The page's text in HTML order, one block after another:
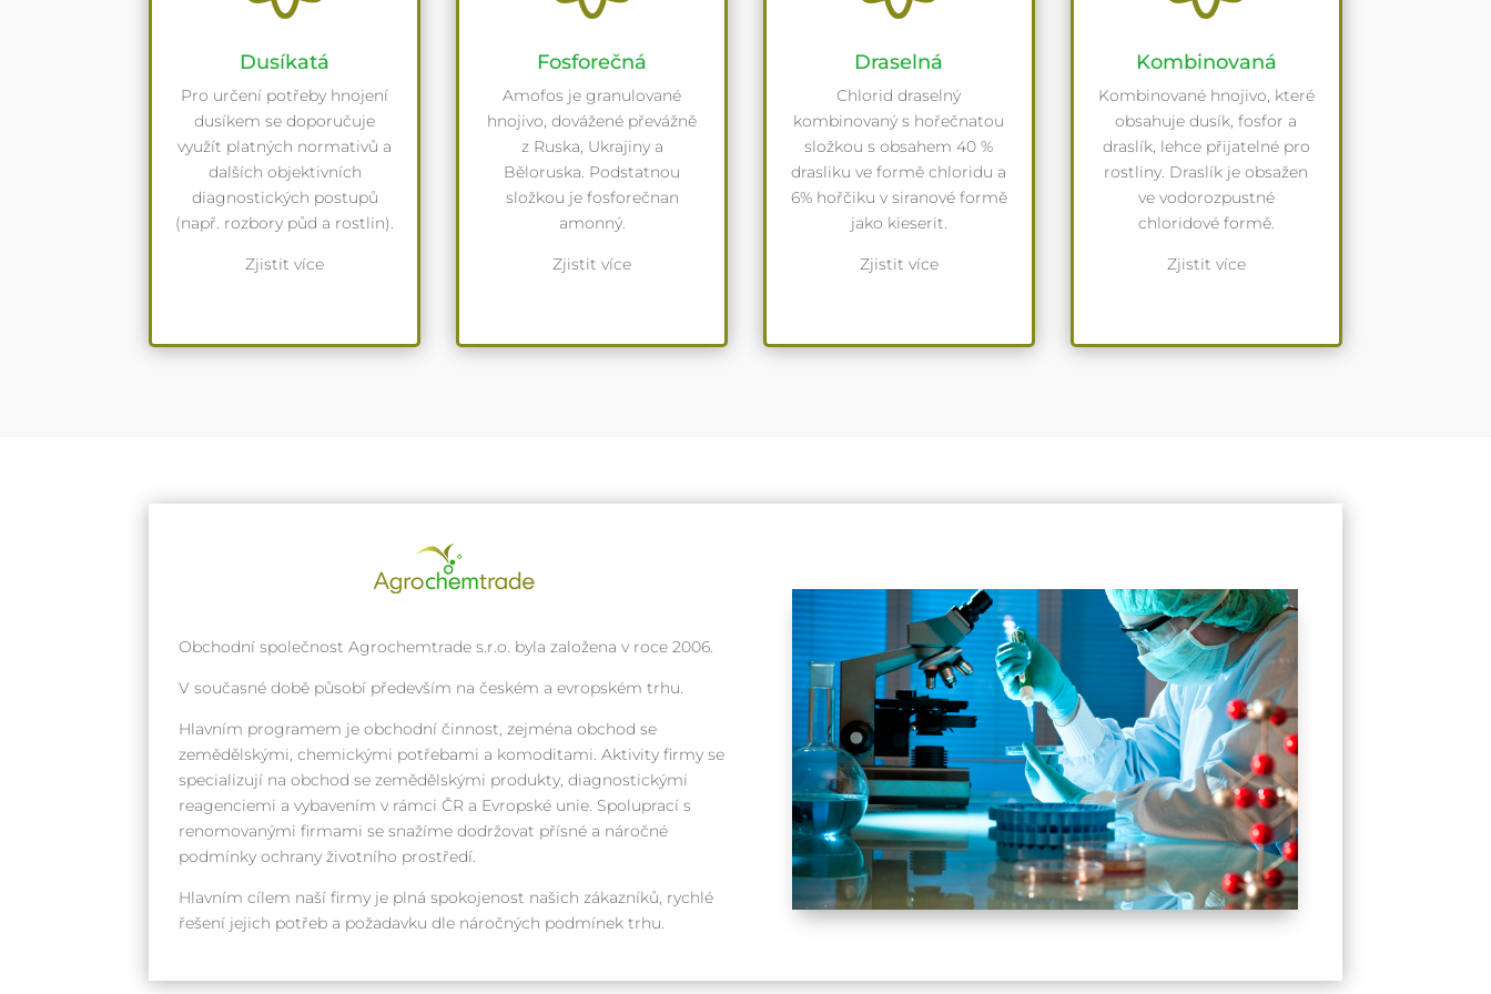
Dusíkatá
Pro určení potřeby hnojení
dusíkem se doporučuje
využít platných normativů a
dalších objektivních
diagnostických postupů
(např. rozbory půd a rostlin).
Zjistit více
Fosforečná
Amofos je granulované
hnojivo, dovážené převážně
z Ruska, Ukrajiny a
Běloruska. Podstatnou
složkou je fosforečnan
amonný.
Zjistit více
Draselná
Chlorid draselný
kombinovaný s hořečnatou
složkou s obsahem 40 %
drasliku ve formě chloridu a
6% hořčiku v siranové formě
jako kieserit.
Zjistit více
Kombinovaná
Kombinované hnojivo, které
obsahuje dusík, fosfor a
draslík, lehce přijatelné pro
rostliny. Draslík je obsažen
ve vodorozpustné
chloridové formě.
Zjistit více
Obchodní společnost Agrochemtrade s.r.o. byla založena v roce 2006.
V současné době působí především na českém a evropském trhu.
Hlavním programem je obchodní činnost, zejména obchod se
zemědělskými, chemickými potřebami a komoditami. Aktivity firmy se
specializují na obchod se zemědělskými produkty, diagnostickými
reagenciemi a vybavením v rámci ČR a Evropské unie. Spoluprací s
renomovanými firmami se snažíme dodržovat přísné a náročné
podmínky ochrany životního prostředí.
Hlavním cílem naší firmy je plná spokojenost našich zákazníků, rychlé
řešení jejich potřeb a požadavku dle náročných podmínek trhu.